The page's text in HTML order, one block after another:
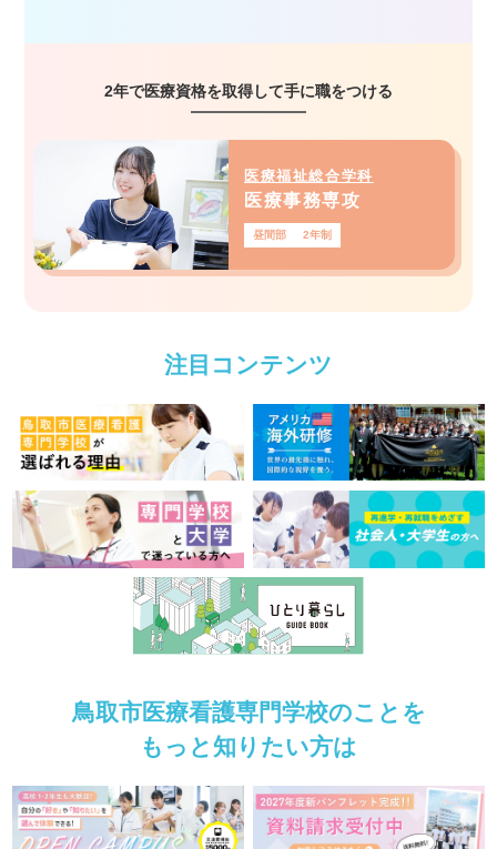
2年で医療資格を取得して手に職をつける
医療福祉総合学科
医療事務専攻
昼間部 2年制
注目コンテンツ
鳥取市医療看護専門学校のことを
もっと知りたい方は